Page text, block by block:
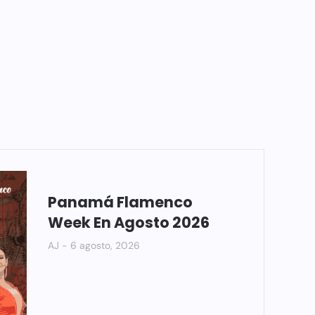
Panamá Flamenco
Week En Agosto 2026
AJ 6 agosto, 2026